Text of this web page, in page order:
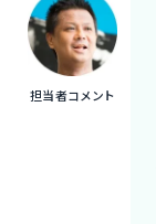
担当者コメント